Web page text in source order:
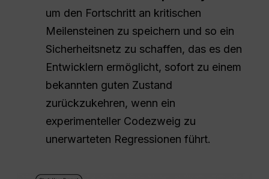
um den Fortschritt an kritischen
Meilensteinen zu speichern und so ein
Sicherheitsnetz zu schaffen, das es den
Entwicklern ermöglicht, sofort zu einem
bekannten guten Zustand
zurückzukehren, wenn ein
experimenteller Codezweig zu
unerwarteten Regressionen führt.